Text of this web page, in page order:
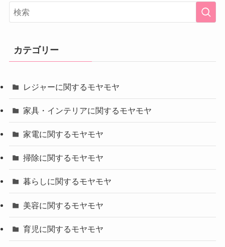
カテゴリー
レジャーに関するモヤモヤ
家具・インテリアに関するモヤモヤ
家電に関するモヤモヤ
掃除に関するモヤモヤ
暮らしに関するモヤモヤ
美容に関するモヤモヤ
育児に関するモヤモヤ